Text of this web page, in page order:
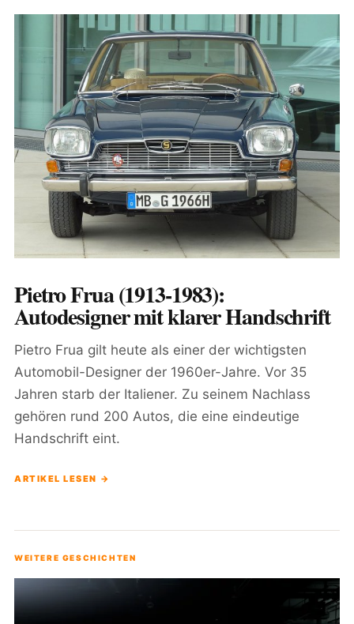
Pietro Frua (1913-1983):
Autodesigner mit klarer Handschrift
Pietro Frua gilt heute als einer der wichtigsten
Automobil-Designer der 1960er-Jahre. Vor 35
Jahren starb der Italiener. Zu seinem Nachlass
gehören rund 200 Autos, die eine eindeutige
Handschrift eint.
ARTIKEL LESEN →
WEITERE GESCHICHTEN